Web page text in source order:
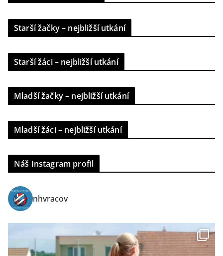
Starší žačky – nejbližší utkání
Starší žáci – nejbližší utkání
Mladší žačky – nejbližší utkání
Mladší žáci – nejbližší utkání
Náš Instagram profil
nhvracov